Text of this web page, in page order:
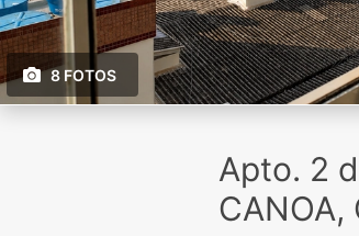
8 FOTOS
Apto. 2
CANOA,